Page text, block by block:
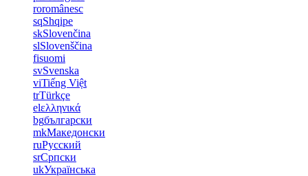
roromânesc
sqShqipe
skSlovenčina
slSlovenščina
fisuomi
svSvenska
viTiếng Việt
trTürkçe
elελληνικά
bgбългарски
mkМакедонски
ruРусский
srСрпски
ukУкраїнська